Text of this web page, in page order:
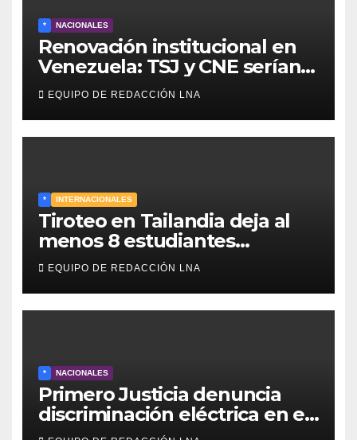
* NACIONALES
Renovación institucional en
Venezuela: TSJ y CNE serían
designados a finales de 2026
EQUIPO DE REDACCIÓN LNA
* INTERNACIONALES
Tiroteo en Tailandia deja al
menos 8 estudiantes
muertos y 30 heridos
EQUIPO DE REDACCIÓN LNA
* NACIONALES
Primero Justicia denuncia
discriminación eléctrica en el
interior del país